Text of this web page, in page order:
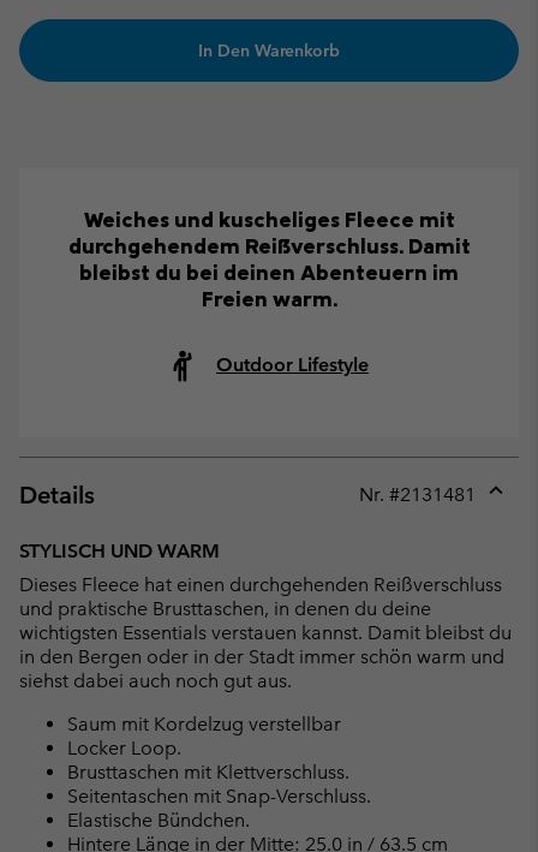
In Den Warenkorb
Weiches und kuscheliges Fleece mit
durchgehendem Reißverschluss. Damit
bleibst du bei deinen Abenteuern im
Freien warm.
Outdoor Lifestyle
Details Nr. #2131481
STYLISCH UND WARM
Dieses Fleece hat einen durchgehenden Reißverschluss
und praktische Brusttaschen, in denen du deine
wichtigsten Essentials verstauen kannst. Damit bleibst du
in den Bergen oder in der Stadt immer schön warm und
siehst dabei auch noch gut aus.
Saum mit Kordelzug verstellbar
Locker Loop.
Brusttaschen mit Klettverschluss.
Seitentaschen mit Snap-Verschluss.
Elastische Bündchen.
Hintere Länge in der Mitte: 25.0 in / 63.5 cm